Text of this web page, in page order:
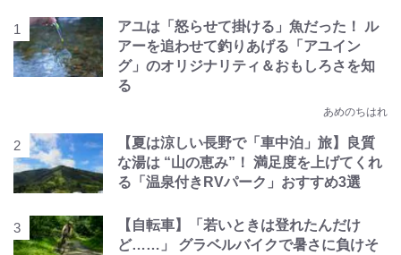
アユは「怒らせて掛ける」魚だった！ ル
アーを追わせて釣りあげる「アユイン
グ」のオリジナリティ＆おもしろさを知
る
あめのちはれ
【夏は涼しい長野で「車中泊」旅】良質
な湯は “山の恵み”！ 満足度を上げてくれ
る「温泉付きRVパーク」おすすめ3選
【自転車】「若いときは登れたんだけ
ど……」 グラベルバイクで暑さに負けそ